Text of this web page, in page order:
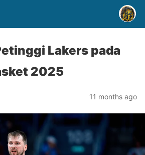
Lakers pada
2025
11 months ago